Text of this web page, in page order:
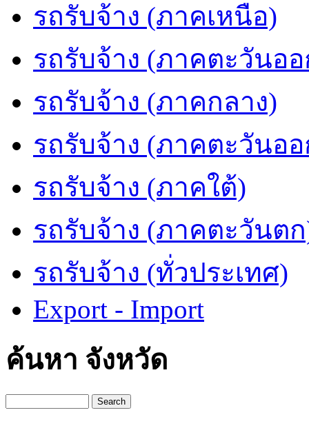
รถรับจ้าง (ภาคเหนือ)
รถรับจ้าง (ภาคตะวันออ
รถรับจ้าง (ภาคกลาง)
รถรับจ้าง (ภาคตะวันอ
รถรับจ้าง (ภาคใต้)
รถรับจ้าง (ภาคตะวันต
รถรับจ้าง (ทั่วประเทศ)
Export - Import
ค้นหา จังหวัด
Search